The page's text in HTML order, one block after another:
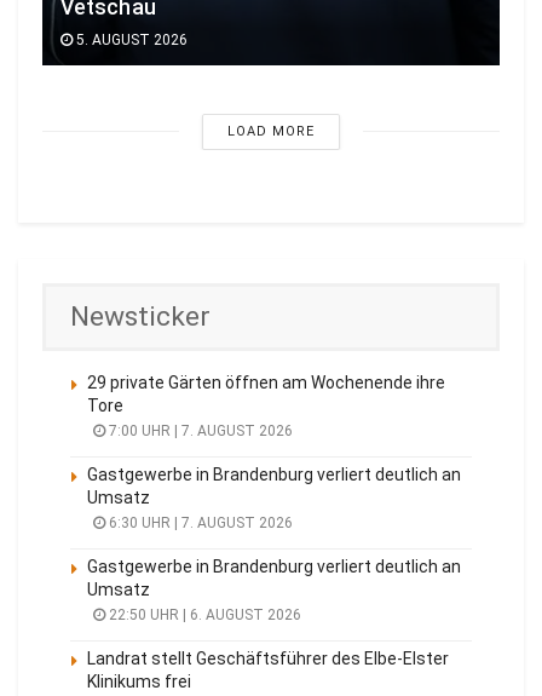
Vetschau
5. AUGUST 2026
LOAD MORE
Newsticker
29 private Gärten öffnen am Wochenende ihre
Tore
7:00 UHR | 7. AUGUST 2026
Gastgewerbe in Brandenburg verliert deutlich an
Umsatz
6:30 UHR | 7. AUGUST 2026
Gastgewerbe in Brandenburg verliert deutlich an
Umsatz
22:50 UHR | 6. AUGUST 2026
Landrat stellt Geschäftsführer des Elbe-Elster
Klinikums frei